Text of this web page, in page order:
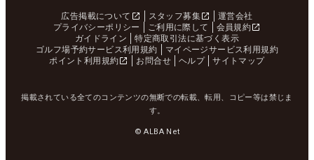
広告掲載について スタッフ募集
運営会社
プライバシーポリシー
ご利用に際して
会員規約
ガイドライン
特定商取引法に基づく表示
ゴルフ場予約サービス利用規約
マイページサービス利用規約
ポイント利用規約
お問合せ ヘルプ サイトマップ
掲載されている全てのコンテンツの無断での転載、転用、コピー等は禁じま
す。
© ALBA Net